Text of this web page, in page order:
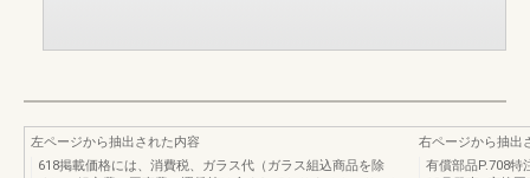
左ページから抽出された内容
618掲載価格には、消費税、ガラス代（ガラス組込商品を除
右ページから抽出
有償部品P.708特